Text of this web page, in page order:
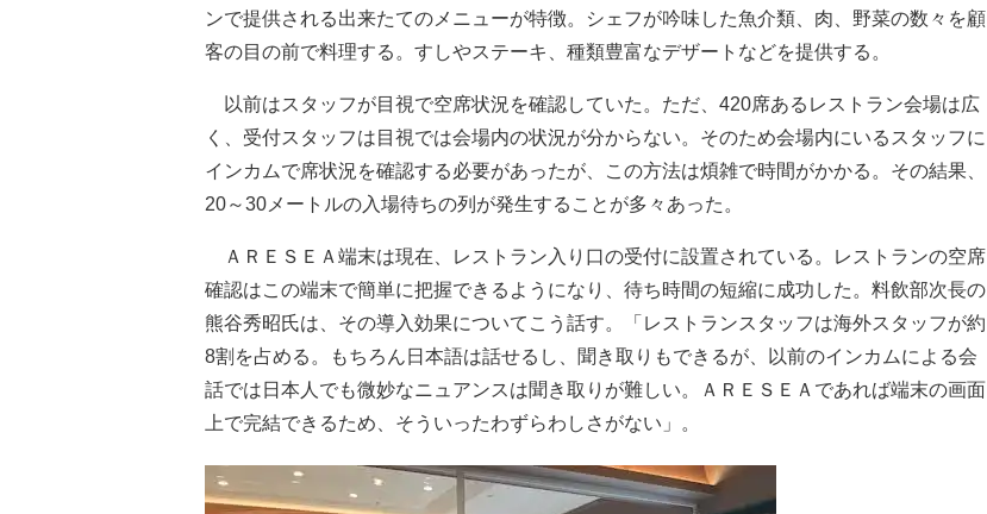
ンで提供される出来たてのメニューが特徴。シェフが吟味した魚介類、肉、野菜の数々を顧
客の目の前で料理する。すしやステーキ、種類豊富なデザートなどを提供する。
以前はスタッフが目視で空席状況を確認していた。ただ、420席あるレストラン会場は広
く、受付スタッフは目視では会場内の状況が分からない。そのため会場内にいるスタッフに
インカムで席状況を確認する必要があったが、この方法は煩雑で時間がかかる。その結果、
20～30メートルの入場待ちの列が発生することが多々あった。
ＡＲＥＳＥＡ端末は現在、レストラン入り口の受付に設置されている。レストランの空席
確認はこの端末で簡単に把握できるようになり、待ち時間の短縮に成功した。料飲部次長の
熊谷秀昭氏は、その導入効果についてこう話す。「レストランスタッフは海外スタッフが約
8割を占める。もちろん日本語は話せるし、聞き取りもできるが、以前のインカムによる会
話では日本人でも微妙なニュアンスは聞き取りが難しい。ＡＲＥＳＥＡであれば端末の画面
上で完結できるため、そういったわずらわしさがない」。